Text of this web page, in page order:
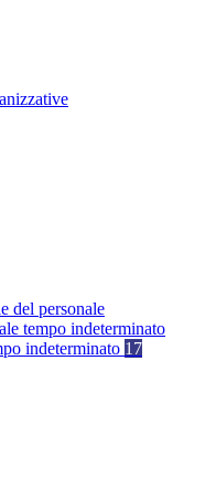
del personale
tempo indeterminato
indeterminato 17